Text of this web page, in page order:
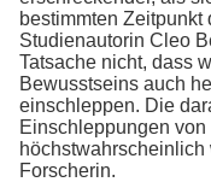
bestimmten Zeitpunkt
Studienautorin Cleo
Tatsache nicht, dass
Bewusstseins auch
einschleppen. Die
Einschleppungen
höchstwahrscheinlich
Forscherin.